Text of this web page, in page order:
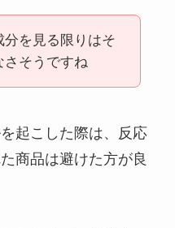
分を見る限りはそ
さそうですね
起こした際は、反応
商品は避けた方が良